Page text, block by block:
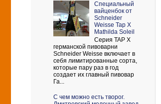
Cпециальный
вайценбок от
Schneider
Weisse Tap X
Mathilda Soleil
Серия TAP X
германской пивоварни
Schneider Weisse включает в
себя лимитированные сорта,
которые пару раз в год
создает их главный пивовар
Га...
С чем можно есть творог.